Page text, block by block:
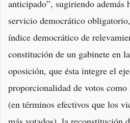
anticipado”, sugiriendo además
servicio democrático
índice democrático de
constitución de un gabinete en
oposición, que ésta integre el
proporcionalidad de votos
(en términos efectivos que los